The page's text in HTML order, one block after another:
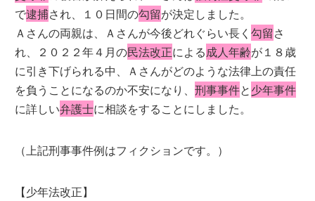
で逮捕され、１０日間の勾留が決定しました。
Ａさんの両親は、Ａさんが今後どれぐらい長く勾留さ
れ、２０２２年４月の民法改正による成人年齢が１８歳
に引き下げられる中、Ａさんがどのような法律上の責任
を負うことになるのか不安になり、刑事事件と少年事件
に詳しい弁護士に相談をすることにしました。
（上記刑事事件例はフィクションです。）
【少年法改正】